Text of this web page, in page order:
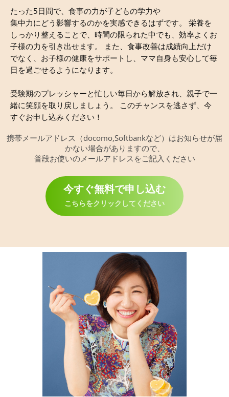
たった5日間で、食事の力が子どもの学力や
集中力にどう影響するのかを実感できるはずです。 栄養を
しっかり整えることで、時間の限られた中でも、効率よくお
子様の力を引き出せます。 また、食事改善は成績向上だけ
でなく、お子様の健康をサポートし、ママ自身も安心して毎
日を過ごせるようになります。
受験期のプレッシャーと忙しい毎日から解放され、親子で一
緒に笑顔を取り戻しましょう。 このチャンスを逃さず、今
すぐお申し込みください！
携帯メールアドレス（docomo,Softbankなど）はお知らせが届
かない場合がありますので、
普段お使いのメールアドレスをご記入ください
今すぐ無料で申し込む
こちらをクリックしてください